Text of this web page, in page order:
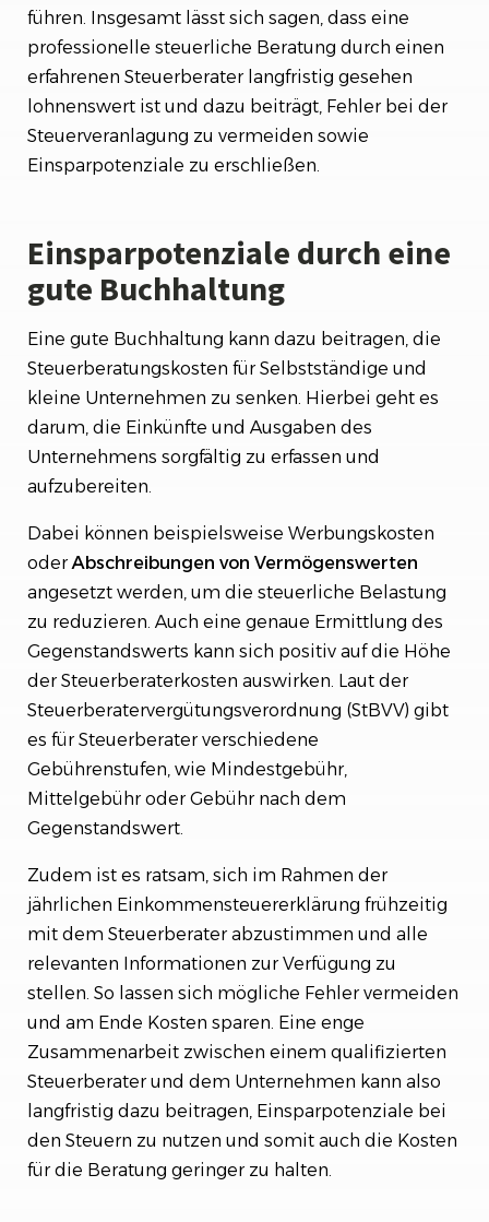
führen. Insgesamt lässt sich sagen, dass eine
professionelle steuerliche Beratung durch einen
erfahrenen Steuerberater langfristig gesehen
lohnenswert ist und dazu beiträgt, Fehler bei der
Steuerveranlagung zu vermeiden sowie
Einsparpotenziale zu erschließen.
Einsparpotenziale durch eine
gute Buchhaltung
Eine gute Buchhaltung kann dazu beitragen, die
Steuerberatungskosten für Selbstständige und
kleine Unternehmen zu senken. Hierbei geht es
darum, die Einkünfte und Ausgaben des
Unternehmens sorgfältig zu erfassen und
aufzubereiten.
Dabei können beispielsweise Werbungskosten
oderAbschreibungen von Vermögenswerten
angesetzt werden, um die steuerliche Belastung
zu reduzieren. Auch eine genaue Ermittlung des
Gegenstandswerts kann sich positiv auf die Höhe
der Steuerberaterkosten auswirken. Laut der
Steuerberatervergütungsverordnung (StBVV) gibt
es für Steuerberater verschiedene
Gebührenstufen, wie Mindestgebühr,
Mittelgebühr oder Gebühr nach dem
Gegenstandswert.
Zudem ist es ratsam, sich im Rahmen der
jährlichen Einkommensteuererklärung frühzeitig
mit dem Steuerberater abzustimmen und alle
relevanten Informationen zur Verfügung zu
stellen. So lassen sich mögliche Fehler vermeiden
und am Ende Kosten sparen. Eine enge
Zusammenarbeit zwischen einem qualifizierten
Steuerberater und dem Unternehmen kann also
langfristig dazu beitragen, Einsparpotenziale bei
den Steuern zu nutzen und somit auch die Kosten
für die Beratung geringer zu halten.